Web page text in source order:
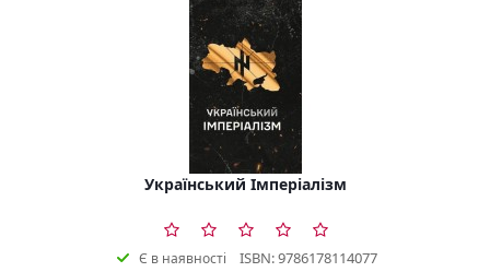
Український Імперіалізм
Є в наявності ISBN: 9786178114077